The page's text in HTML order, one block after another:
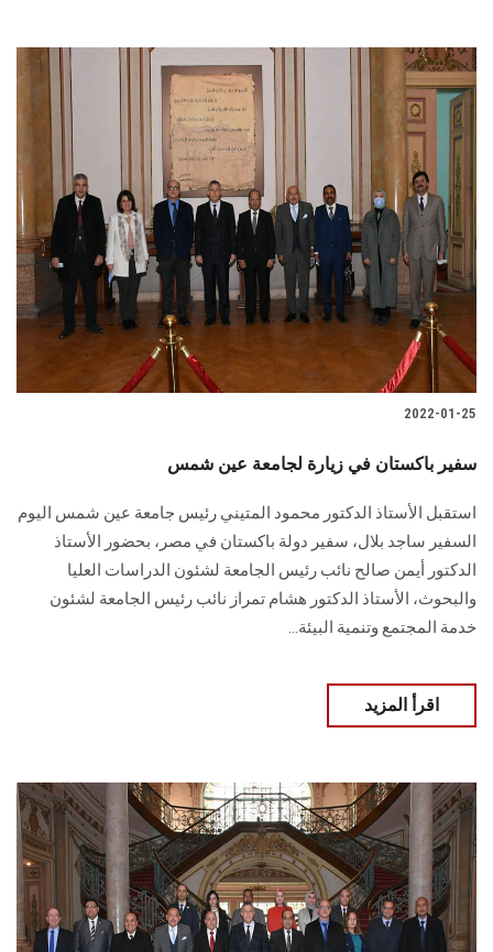
2022-01-25
سفير باكستان في زيارة لجامعة عين شمس
استقبل الأستاذ الدكتور محمود المتيني رئيس جامعة عين شمس اليوم
السفير ساجد بلال، سفير دولة باكستان في مصر، بحضور الأستاذ
الدكتور أيمن صالح نائب رئيس الجامعة لشئون الدراسات العليا
والبحوث، الأستاذ الدكتور هشام تمراز نائب رئيس الجامعة لشئون
خدمة المجتمع وتنمية البيئة...
اقرأ المزيد